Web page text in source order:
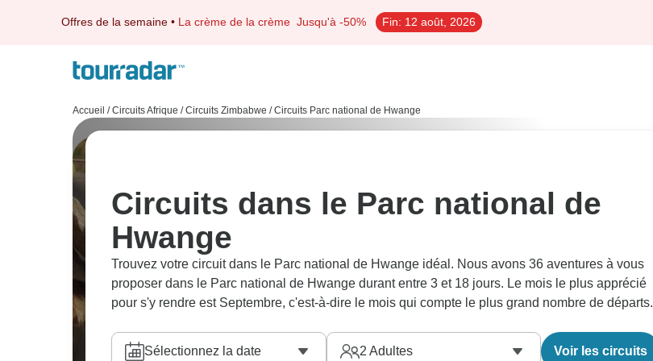
Offres de la semaine • La crème de la crème Jusqu'à -50% Fin: 12 août, 2026
Accueil / Circuits Afrique / Circuits Zimbabwe / Circuits Parc national de Hwange
Circuits dans le Parc national de
Hwange
Trouvez votre circuit dans le Parc national de Hwange idéal. Nous avons 36 aventures à vous
proposer dans le Parc national de Hwange durant entre 3 et 18 jours. Le mois le plus apprécié
pour s'y rendre est Septembre, c'est-à-dire le mois qui compte le plus grand nombre de départs.
Sélectionnez la date 2 Adultes Voir les circuits